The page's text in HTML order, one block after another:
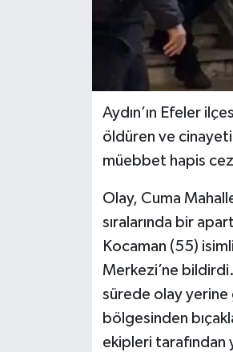
Aydın’ın Efeler
öldüren ve
müebbet hapis
Olay, Cuma
sıralarında bir
Kocaman (55) isimli
Merkezi’ne
sürede olay yerine
bölgesinden
ekipleri tarafından